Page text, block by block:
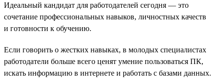
Идеальный кандидат для работодателей сегодня — это
сочетание профессиональных навыков, личностных качеств
и готовности к обучению.
Если говорить о жестких навыках, в молодых специалистах
работодатели больше всего ценят умение пользоваться ПК,
искать информацию в интернете и работать с базами данных.